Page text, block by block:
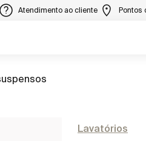
Atendimento ao cliente Pontos
Lavatórios